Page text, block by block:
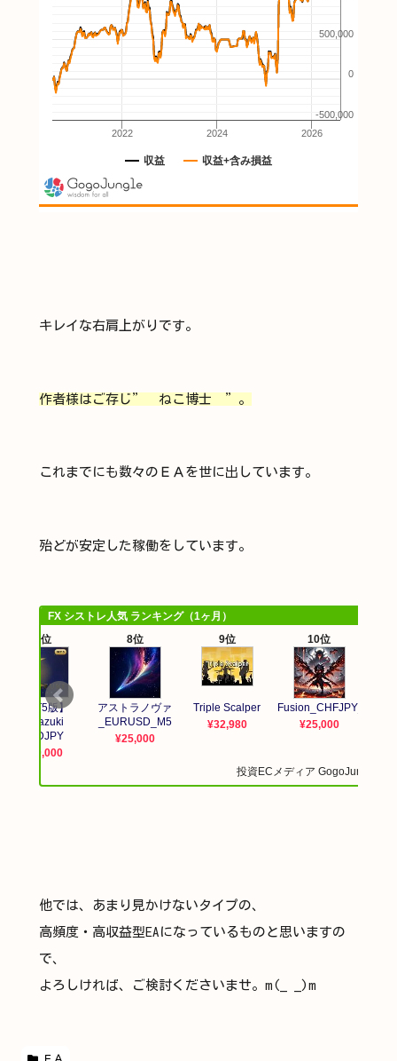
キレイな右肩上がりです。
作者様はご存じ” ねこ博士 ”。
これまでにも数々のＥＡを世に出しています。
殆どが安定した稼働をしています。
他では、あまり見かけないタイプの、
高頻度・高収益型EAになっているものと思いますの
で、
よろしければ、ご検討くださいませ。m(_ _)m
ＥＡ